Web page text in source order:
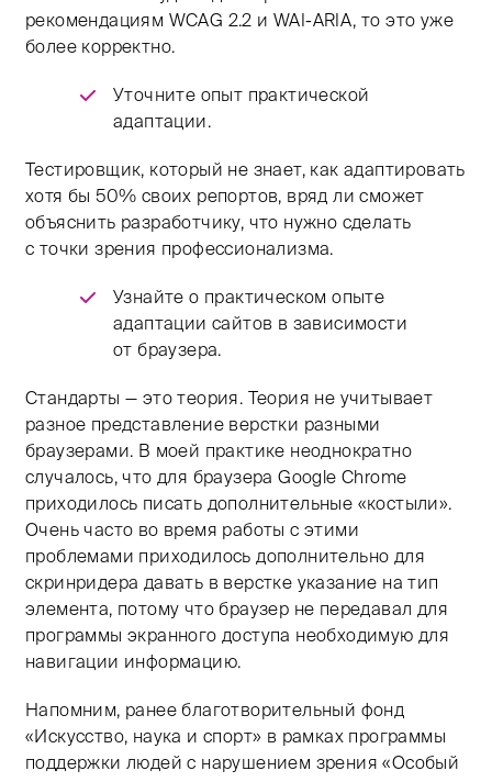
рекомендациям WCAG 2.2 и WAI-ARIA, то это уже
более корректно.
Уточните опыт практической
адаптации.
Тестировщик, который не знает, как адаптировать
хотя бы 50% своих репортов, вряд ли сможет
объяснить разработчику, что нужно сделать
с точки зрения профессионализма.
Узнайте о практическом опыте
адаптации сайтов в зависимости
от браузера.
Стандарты — это теория. Теория не учитывает
разное представление верстки разными
браузерами. В моей практике неоднократно
случалось, что для браузера Google Chrome
приходилось писать дополнительные «костыли».
Очень часто во время работы с этими
проблемами приходилось дополнительно для
скринридера давать в верстке указание на тип
элемента, потому что браузер не передавал для
программы экранного доступа необходимую для
навигации информацию.
Напомним, ранее благотворительный фонд
«Искусство, наука и спорт» в рамках программы
поддержки людей с нарушением зрения «Особый